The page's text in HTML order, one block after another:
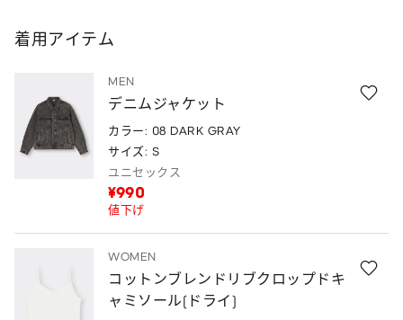
着用アイテム
MEN
デニムジャケット
カラー: 08 DARK GRAY
サイズ: S
ユニセックス
¥990
値下げ
WOMEN
コットンブレンドリブクロップドキ
ャミソール(ドライ)